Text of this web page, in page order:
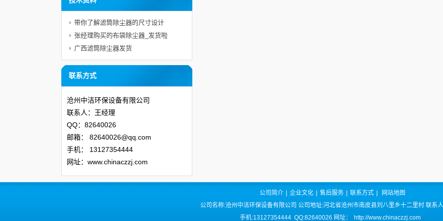
带你了解滤筒除尘器的尺寸设计
张经理购买的布袋除尘器_发货啦
广西滤筒除尘器发货
联系方式
沧州中洁环保设备有限公司
联系人：王经理
QQ：82640026
邮箱：
82640026@qq.com
手机：
13127354444
网址：www.chinaczzj.com
公司简介 企业文化 售后服务 联系方式
网站地图
公司名称:沧州中洁环保设备有限公司 公司地址:河北省沧州市南皮县刘八里乡十二里村 联系
手机:13127354444 QQ:82640026 网址：
http://www.chinaczzj.com